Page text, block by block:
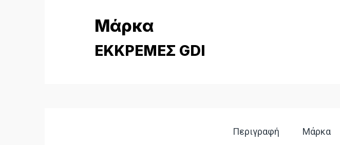
Μάρκα
ΕΚΚΡΕΜΕΣ GDI
Περιγραφή Μάρκα